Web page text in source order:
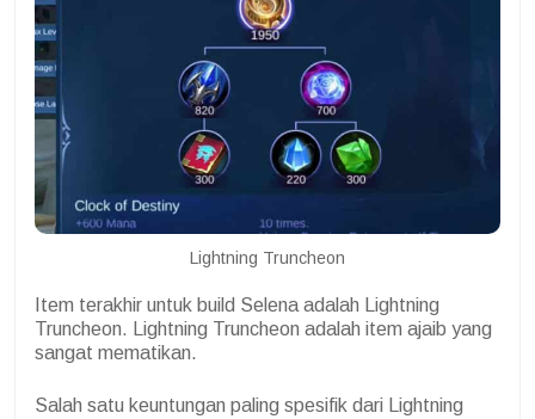
Lightning Truncheon
Item terakhir untuk build Selena adalah Lightning
Truncheon. Lightning Truncheon adalah item ajaib yang
sangat mematikan.
Salah satu keuntungan paling spesifik dari Lightning